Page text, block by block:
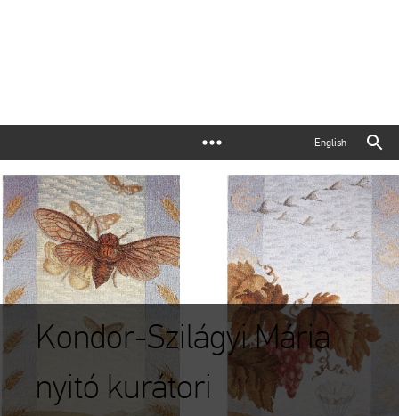
English
Kondor-Szilágyi Mária
nyitó kurátori